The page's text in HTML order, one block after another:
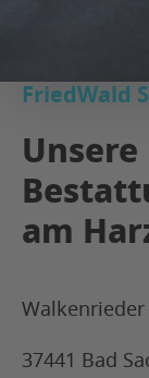
FriedWald
am
Walkenrieder
37441 Bad